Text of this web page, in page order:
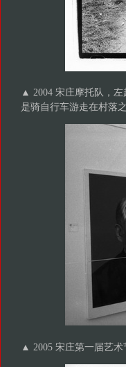
▲ 2004 宋庄摩托队，
是骑自行车游走在村落
▲ 2005 宋庄第一届艺